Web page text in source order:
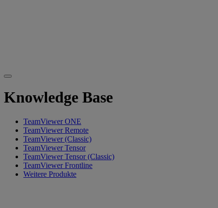
Knowledge Base
TeamViewer ONE
TeamViewer Remote
TeamViewer (Classic)
TeamViewer Tensor
TeamViewer Tensor (Classic)
TeamViewer Frontline
Weitere Produkte